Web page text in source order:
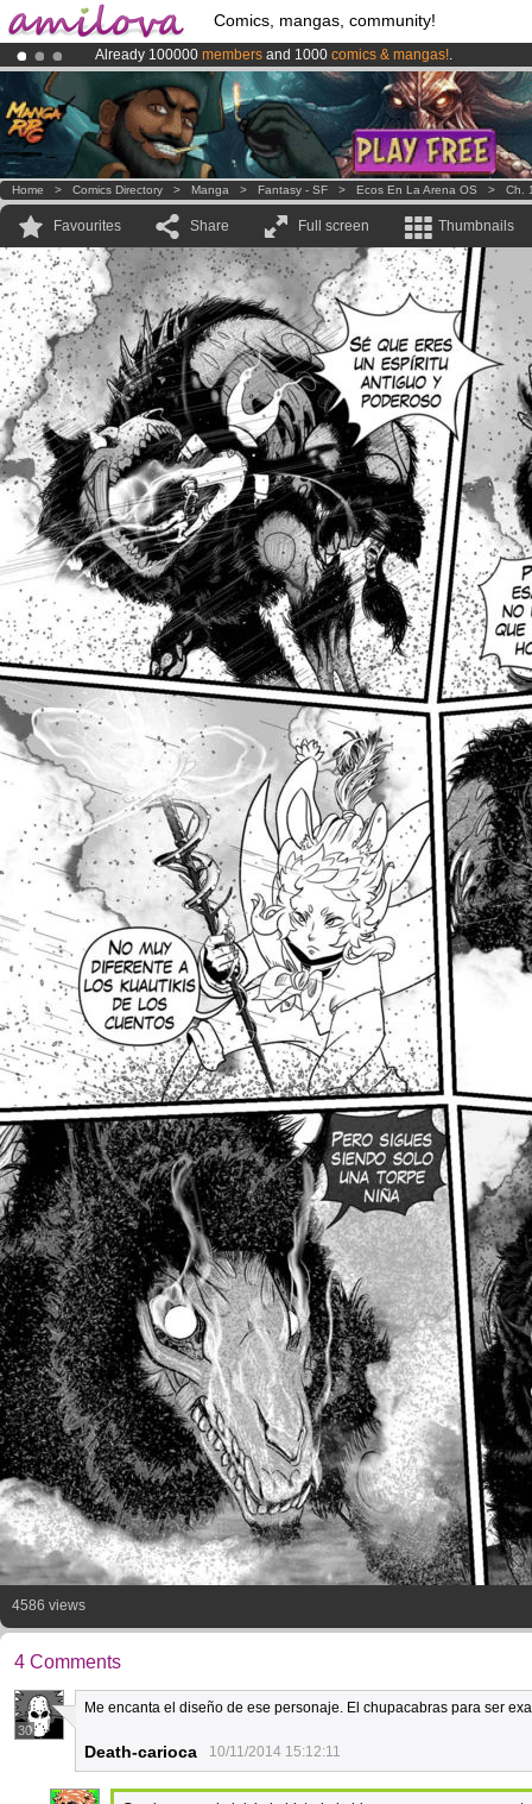
Comics, mangas, community!
Already 100000 members and 1000 comics & mangas!.
AmilovaKickstarter is now LIVE!.
Premium membership from3.95 euros per month !Get membership
Home > Comics Directory > Manga > Fantasy - SF > Ecos En La Arena OS > Ch.
Favourites Share Full screen Thumbnails
4586 views
4 Comments
30
Me encanta el diseño de ese personaje. El chupacabras para ser
Death-carioca 10/11/2014 15:12:11